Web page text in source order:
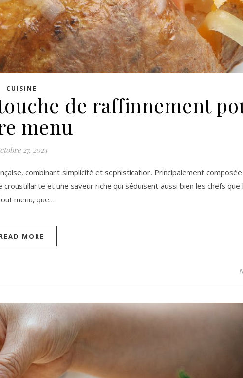
CUISINE
de raffinnement
menu
27, 2024
combinant simplicité et sophistication. Principalement
et une saveur riche qui séduisent aussi bien les chefs que
menu, que…
READ MORE